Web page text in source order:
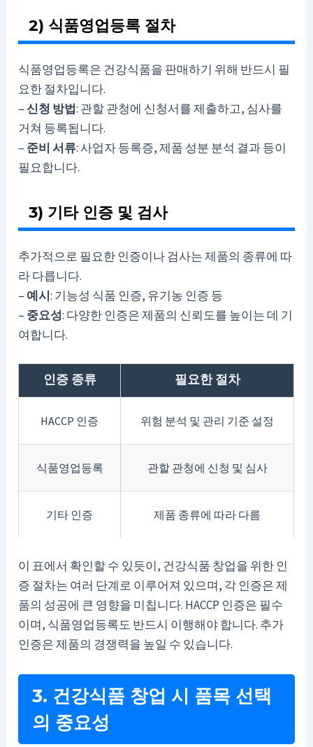
2) 식품영업등록 절차
식품영업등록은 건강식품을 판매하기 위해 반드시 필
요한 절차입니다.
–신청 방법: 관할 관청에 신청서를 제출하고, 심사를
거쳐 등록됩니다.
– 준비 서류: 사업자 등록증, 제품 성분 분석 결과 등이
필요합니다.
3) 기타 인증 및 검사
추가적으로 필요한 인증이나 검사는 제품의 종류에 따
라 다릅니다.
– 예시: 기능성 식품 인증, 유기농 인증 등
– 중요성: 다양한 인증은 제품의 신뢰도를 높이는 데 기
여합니다.
인증 종류 필요한 절차
HACCP 인증 위험 분석 및 관리 기준 설정
식품영업등록 관할 관청에 신청 및 심사
기타 인증 제품 종류에 따라 다름
이 표에서 확인할 수 있듯이, 건강식품 창업을 위한 인
증 절차는 여러 단계로 이루어져 있으며, 각 인증은 제
품의 성공에 큰 영향을 미칩니다. HACCP 인증은 필수
이며, 식품영업등록도 반드시 이행해야 합니다. 추가
인증은 제품의 경쟁력을 높일 수 있습니다.
3. 건강식품 창업 시 품목 선택
의 중요성